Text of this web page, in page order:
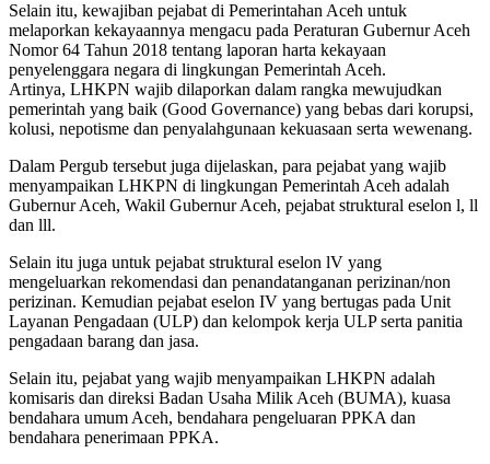
Selain itu, kewajiban pejabat di Pemerintahan Aceh untuk
melaporkan kekayaannya mengacu pada Peraturan Gubernur Aceh
Nomor 64 Tahun 2018 tentang laporan harta kekayaan
penyelenggara negara di lingkungan Pemerintah Aceh.
Artinya, LHKPN wajib dilaporkan dalam rangka mewujudkan
pemerintah yang baik (Good Governance) yang bebas dari korupsi,
kolusi, nepotisme dan penyalahgunaan kekuasaan serta wewenang.
Dalam Pergub tersebut juga dijelaskan, para pejabat yang wajib
menyampaikan LHKPN di lingkungan Pemerintah Aceh adalah
Gubernur Aceh, Wakil Gubernur Aceh, pejabat struktural eselon l, ll
dan lll.
Selain itu juga untuk pejabat struktural eselon lV yang
mengeluarkan rekomendasi dan penandatanganan perizinan/non
perizinan. Kemudian pejabat eselon IV yang bertugas pada Unit
Layanan Pengadaan (ULP) dan kelompok kerja ULP serta panitia
pengadaan barang dan jasa.
Selain itu, pejabat yang wajib menyampaikan LHKPN adalah
komisaris dan direksi Badan Usaha Milik Aceh (BUMA), kuasa
bendahara umum Aceh, bendahara pengeluaran PPKA dan
bendahara penerimaan PPKA.